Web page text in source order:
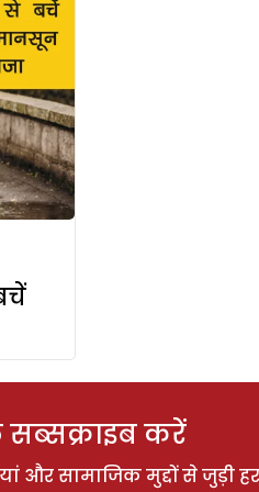
सब्सक्राइब करें
और सामाजिक मुद्दों से जुड़ी